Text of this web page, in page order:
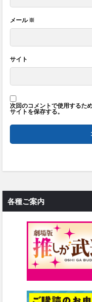
メール※
サイト
次回のコメントで使用するた
サイトを保存する。
各種ご案内